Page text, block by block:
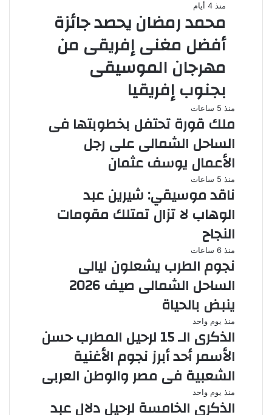
منذ 4 أيام
محمد رمضان يحصد جائزة
أفضل مغنى إفريقى من
مهرجان الموسيقى
بجنوب إفريقيا
منذ 5 ساعات
ملك قورة تحتفل بخطوبتها فى
الساحل الشمالى على رجل
الأعمال يوسف عثمان
منذ 5 ساعات
ناقد موسيقي: شيرين عبد
الوهاب لا تزال تمتلك مقومات
النجاح
منذ 6 ساعات
نجوم الطرب يشعلون ليالى
الساحل الشمالى صيف 2026
ينبض بالحياة
منذ يوم واحد
الذكرى الـ 15 لرحيل المطرب حسن
الأسمر أحد أبرز نجوم الأغنية
الشعبية فى مصر والوطن العربى
منذ يوم واحد
الذكرى الخامسة لرحيل دلال عبد